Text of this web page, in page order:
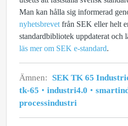
Man kan hålla sig informerad
nyhetsbrevet från SEK eller helt
standardbibliotek uppdaterat och
läs mer om SEK e‑standard.
Ämnen: SEK TK 65
tk-65
industri4.0
processindustri